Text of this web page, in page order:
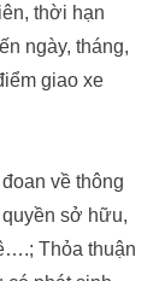
thời hạn
ngày, tháng,
giao xe
về thông
sở hữu,
Thỏa thuận